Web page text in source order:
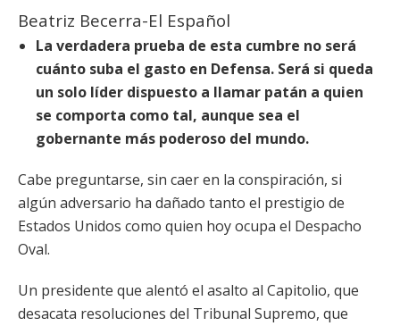
Beatriz Becerra-El Español
La verdadera prueba de esta cumbre no será
cuánto suba el gasto en Defensa. Será si queda
un solo líder dispuesto a llamar patán a quien
se comporta como tal, aunque sea el
gobernante más poderoso del mundo.
Cabe preguntarse, sin caer en la conspiración, si
algún adversario ha dañado tanto el prestigio de
Estados Unidos como quien hoy ocupa el Despacho
Oval.
Un presidente que alentó el asalto al Capitolio, que
desacata resoluciones del Tribunal Supremo, que